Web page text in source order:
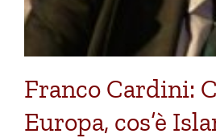
Franco Cardini:
Europa, cos’è